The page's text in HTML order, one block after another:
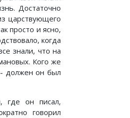
Достаточно
царствующего
просто и ясно,
когда
знали, что на
Кого же
- должен он был
где он писал,
говорил